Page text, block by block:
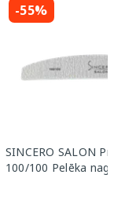
-55%
SINCERO SALON
100/100 Pelēka